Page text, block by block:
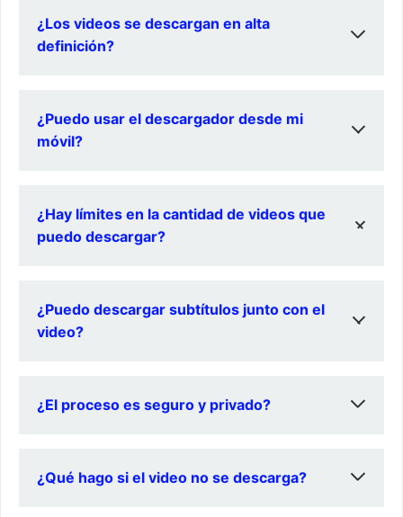
comunes
¿Los videos se descargan en alta
definición?
¿Puedo usar el descargador desde mi
móvil?
¿Hay límites en la cantidad de videos que
puedo descargar?
del sitio específico
¿Puedo descargar subtítulos junto con el
video?
las características antes
¿El proceso es seguro y privado?
confiables como snapfrom.app
¿Qué hago si el video no se descarga?